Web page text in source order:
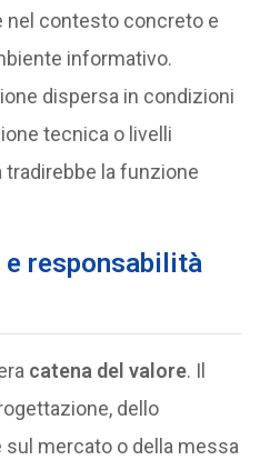
nel contesto concreto e
informativo.
dispersa in condizioni
tecnica o livelli
tradirebbe la funzione
e responsabilità
catena del valore. Il
dello
sul mercato o della messa